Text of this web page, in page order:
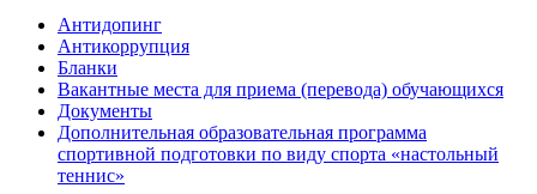
Антидопинг
Антикоррупция
Бланки
Вакантные места для приема (перевода) обучающихся
Документы
Дополнительная образовательная программа
спортивной подготовки по виду спорта «настольный
теннис»